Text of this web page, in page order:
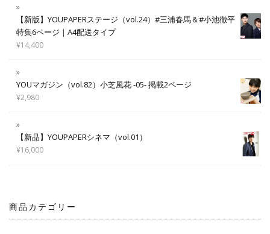
【新版】YOUPAPERステージ（vol.24）#三浦春馬＆#小池徹平
特集6ページ｜A4配送タイプ
¥14,400
YOUマガジン（vol.82）小芝風花 -05- 掲載2ページ
¥2,980
【新品】YOUPAPERシネマ（vol.01）
¥16,000
商品カテゴリー